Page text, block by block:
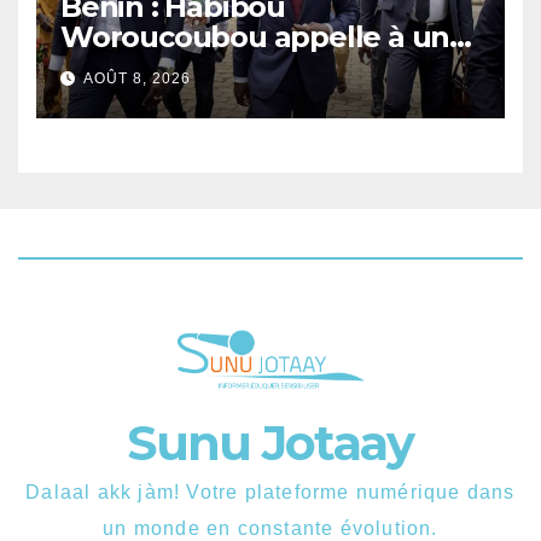
Woroucoubou appelle à un
retour du pluralisme avec le
Sénat
AOÛT 8, 2026
Sunu Jotaay
Dalaal akk jàm! Votre plateforme numérique dans
un monde en constante évolution.